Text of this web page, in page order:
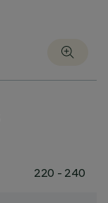
220 - 240